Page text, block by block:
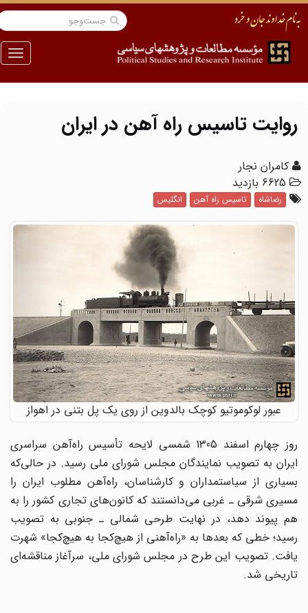
منو
روایت تاسیس راه آهن در ایران
کامران نجار
6625 بازدید
رضاشاه تاسیس راه آهن انگلیس
عبور لوکوموتیو کوچک بالدوین از روی یک پل بتنی در اهواز
روز چهارم اسفند 1305 شمسی لایحه تأسیس راه‌آهن سراسری
ایران به تصویب نمایندگان مجلس شورای ملی رسید. در حالی‌که
بسیاری از سیاستمداران و کارشناسان، راه‌آهن مطلوب ایران را
مسیری شرقی ـ غربی می‌دانستند که کانون‌های تجاری کشور را به
هم پیوند دهد، در نهایت طرحی شمالی ـ جنوبی به تصویب
رسید؛ خطی که بعدها به «راه‌آهنی از هیچ‌کجا به هیچ‌کجا» شهرت
یافت. تصویب این طرح در مجلس شورای ملی، سرآغاز مناقشه‌ای
تاریخی شد.